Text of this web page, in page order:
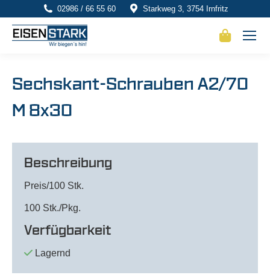
02986 / 66 55 60 Starkweg 3, 3754 Irnfritz
Sechskant-Schrauben A2/70
M 8x30
Beschreibung
Preis/100 Stk.
100 Stk./Pkg.
Verfügbarkeit
Lagernd